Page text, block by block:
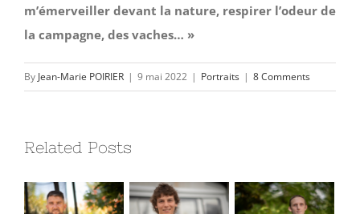
m’émerveiller devant la nature, respirer l’odeur de
la campagne, des vaches… »
ByJean-Marie POIRIER | 9 mai 2022 | Portraits | 8 Comments
Related Posts